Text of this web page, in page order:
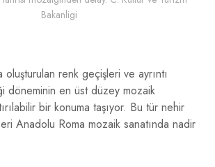
Bakanligi
oluşturulan renk geçişleri ve ayrıntı
döneminin en üst düzey mozaik
bir konuma taşıyor. Bu tür nehir
Anadolu Roma mozaik sanatında nadir